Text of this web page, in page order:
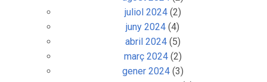
juliol 2024(2)
juny 2024 (4)
abril 2024(5)
març 2024(2)
gener 2024(3)